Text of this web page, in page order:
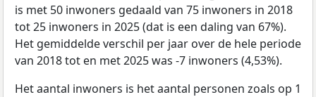
is met 50 inwoners gedaald van 75 inwoners in 2018
tot 25 inwoners in 2025 (dat is een daling van 67%).
Het gemiddelde verschil per jaar over de hele periode
van 2018 tot en met 2025 was -7 inwoners (4,53%).
Het aantal inwoners is het aantal personen zoals op 1